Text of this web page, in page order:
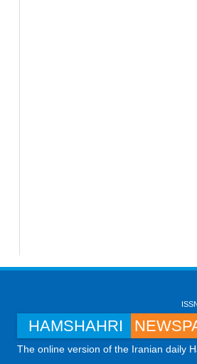
HAMSHAHRI
The online version of the Iranian daily